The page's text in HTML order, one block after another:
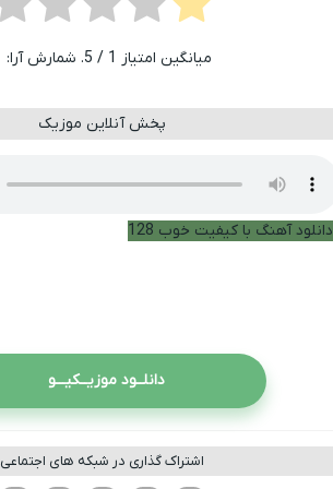
میانگین امتیاز 1 / 5. شمارش آرا:
پخش آنلاین موزیک
دانلود آهنگ با کیفیت خوب 128
دانلــود موزیــکیـــو
اشتراک گذاری در شبکه های اجتماعی